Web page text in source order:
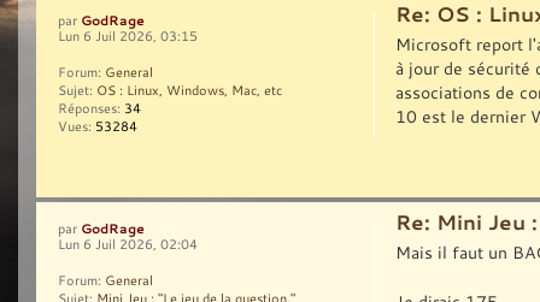
Re: OS :
Microsoft report
à jour de sécurité
associations de
10 est le dernier
par GodRage
Lun 6 Juil 2026, 03:15
Forum: General
Sujet: OS : Linux, Windows, Mac, etc
Réponses: 34
Vues: 53284
Re: Mini Jeu
Mais il faut un
par GodRage
Lun 6 Juil 2026, 02:04
Forum: General
Sujet: Mini Jeu : "Le jeu de la question."